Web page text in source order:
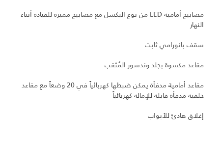
مصابيح أمامية LED من نوع البكسل مع مصابيح مميزة للقيادة أثناء
النهار
سقف بانورامي ثابت
مقاعد مكسوة بجلد وندسور المُثقب
مقاعد أمامية مدفأة يمكن ضبطها كهربائياً في 20 وضعاً مع مقاعد
خلفية مدفأة قابلة للإمالة كهربائياً
إغلاق هادئ للأبواب